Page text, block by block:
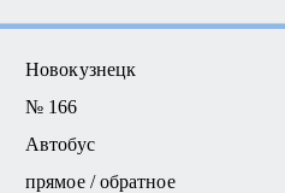
Новокузнецк
№ 166
Автобус
прямое / обратное